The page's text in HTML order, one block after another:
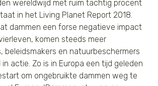
wereldwijd met ruim tachtig procent
in het Living Planet Report 2018.
dammen een forse negatieve impact
komen steeds meer
beleidsmakers en natuurbeschermers
actie. Zo is in Europa een tijd geleden
om ongebruikte dammen weg te